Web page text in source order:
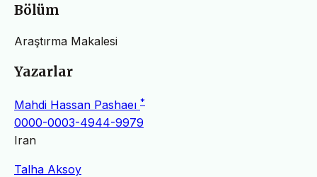
Bölüm
Araştırma Makalesi
Yazarlar
Mahdi Hassan Pashaeı *
0000-0003-4944-9979
Iran
Talha Aksoy